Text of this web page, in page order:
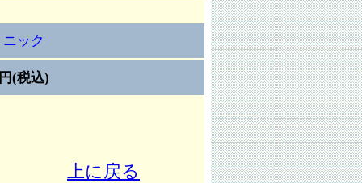
ック
(税込)
上に戻る